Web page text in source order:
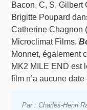
Bacon, C, S, Gilbert
Brigitte Poupard
Catherine Chagnon
Microclimat Films,
Monnet, également
MK2 MILE END est
film n’a aucune
Par : Charles-Henri